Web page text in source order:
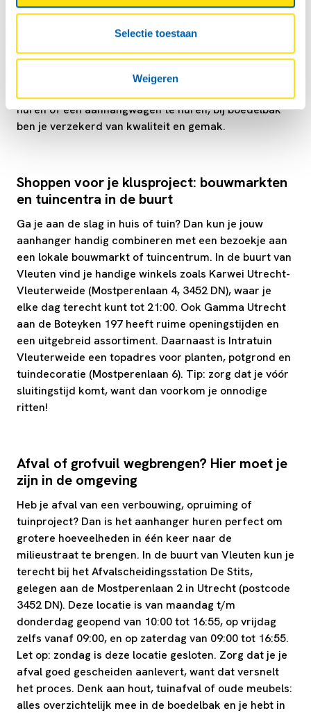
Selectie toestaan
Weigeren
In Vleuten haal je jouw boedelbak eenvoudig op bij
Esso Vleuten. Deze locatie ligt centraal en is goed
bereikbaar, ideaal voor jouw klus, verhuizing of
tuinklus. Zo ben je snel onderweg met jouw gehuurde
huren of een aanhangwagen te huren, bij boedelbak
ben je verzekerd van kwaliteit en gemak.
Shoppen voor je klusproject: bouwmarkten
en tuincentra in de buurt
Ga je aan de slag in huis of tuin? Dan kun je jouw
aanhanger handig combineren met een bezoekje aan
een lokale bouwmarkt of tuincentrum. In de buurt van
Vleuten vind je handige winkels zoals Karwei Utrecht-
Vleuterweide (Mostperenlaan 4, 3452 DN), waar je
elke dag terecht kunt tot 21:00. Ook Gamma Utrecht
aan de Boteyken 197 heeft ruime openingstijden en
een uitgebreid assortiment. Daarnaast is Intratuin
Vleuterweide een topadres voor planten, potgrond en
tuindecoratie (Mostperenlaan 6). Tip: zorg dat je vóór
sluitingstijd komt, want dan voorkom je onnodige
ritten!
Afval of grofvuil wegbrengen? Hier moet je
zijn in de omgeving
Heb je afval van een verbouwing, opruiming of
tuinproject? Dan is het aanhanger huren perfect om
grotere hoeveelheden in één keer naar de
milieustraat te brengen. In de buurt van Vleuten kun je
terecht bij het Afvalscheidingsstation De Stits,
gelegen aan de Mostperenlaan 2 in Utrecht (postcode
3452 DN). Deze locatie is van maandag t/m
donderdag geopend van 10:00 tot 16:55, op vrijdag
zelfs vanaf 09:00, en op zaterdag van 09:00 tot 16:55.
Let op: zondag is deze locatie gesloten. Zorg dat je je
afval goed gescheiden aanlevert, want dat versnelt
het proces. Denk aan hout, tuinafval of oude meubels:
alles overzichtelijk mee in de boedelbak en je hebt in